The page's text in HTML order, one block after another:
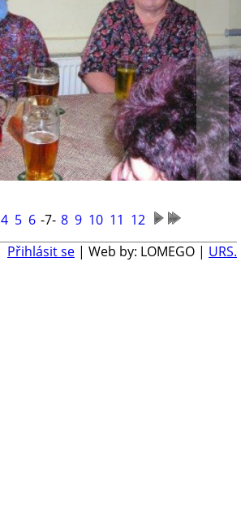
4 5 6 -7- 8 9 10 11 12
Přihlásit se | Web by: LOMEGO | URS.